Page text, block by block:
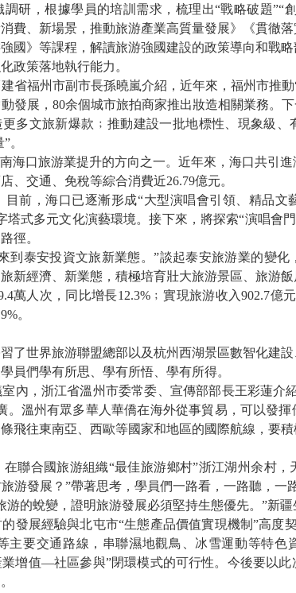
研，根據學員的培訓需求，梳理出“戰略破題”“
費、新場景，推動旅游產業高質量發展》《貫徹
國》等課程，解讀旅游強國建設的政策導向和戰
政策落地執行能力。
省福州市副市長孫曉嵐介紹，近年來，福州市推
發展，80余個城市旅拍商家推出妝造相關業務。
多文旅新爆款﹔推動建設一批地標性、現象級、
。
海口旅游業提升的方向之一。近年來，海口共引
、交通、免稅等綜合消費近26.79億元。
目前，海口已逐漸形成“大型演唱會引領、精品文
塔式多元文化演藝環境。接下來，將探索“演唱會
徑。
到泰安投資文旅新業態。”談起泰安旅游業的變
新經濟、新業態，積極培育壯大旅游景區、旅游
萬人次，同比增長12.3%﹔實現旅游收入902.7億
。
了世界旅游聯盟總部以及杭州西湖景區數智化建
員們學有所思、學有所悟、學有所得。
內，浙江省溫州市委常委、宣傳部部長王彩蓮介
。溫州有眾多華人華僑在海外從事貿易，可以發
飛往東南亞、西歐等國家和地區的國際航線，要積
聯合國旅游組織“最佳旅游鄉村”浙江湖州余村
游發展？”帶著思考，學員們一路看，一路聽，一
游的蛻變，證明旅游發展必須堅持生態優先。”新
發展經驗與北屯市“生態產品價值實現機制”高度
主要交通路線，串聯濕地觀鳥、冰雪運動等特色
增值—社區參與”閉環模式的可行性。今後要以